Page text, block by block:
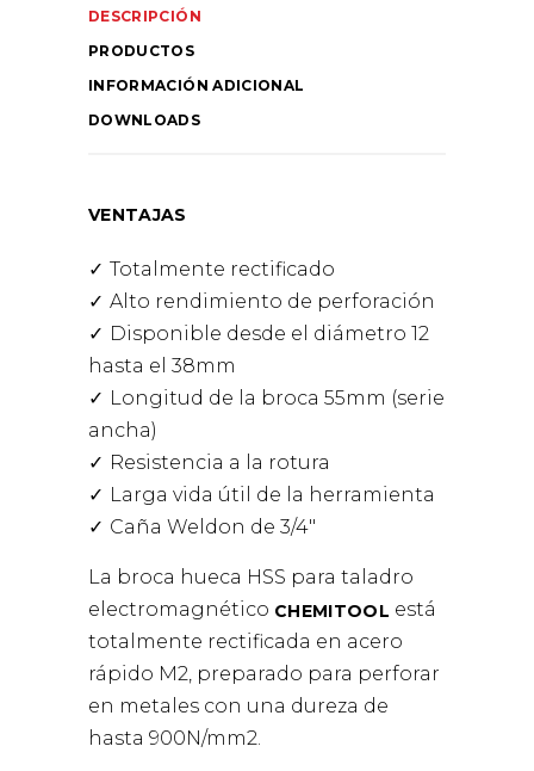
DESCRIPCIÓN
INFORMACIÓN ADICIONAL
PRODUCTOS
DOWNLOADS
VENTAJAS
Totalmente rectificado
Alto rendimiento de perforación
Disponible desde el diámetro 12
hasta el 38mm
Longitud de la broca 55mm (serie
ancha)
Resistencia a la rotura
Larga vida útil de la herramienta
Caña Weldon de 3/4″
La broca hueca HSS para taladro
electromagnético CHEMITOOL está
totalmente rectificada en acero
rápido M2, preparado para perforar
en metales con una dureza de
hasta 900N/mm2.